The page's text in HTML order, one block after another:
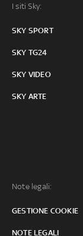
I siti Sky:
SKY SPORT
SKY TG24
SKY VIDEO
SKY ARTE
Note legali:
GESTIONE COOKIE
NOTE LEGALI